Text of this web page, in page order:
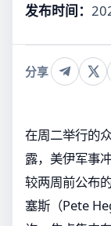
发布时间：
分享
在周二举行的
露，美伊军事
较两周前公布
塞斯（Pete